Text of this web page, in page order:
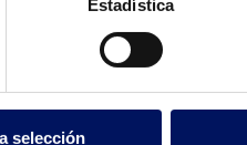
Estadística
selección